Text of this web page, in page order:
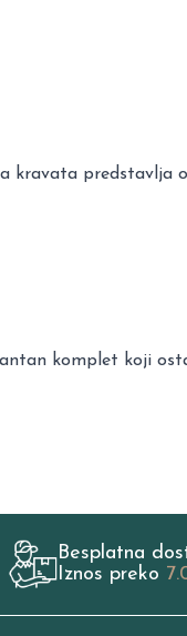
kravata predstavlja
komplet koji
Besplatna
Iznos preko